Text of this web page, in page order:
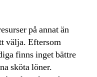
på annat än
välja. Eftersom
finns inget bättre
sköta löner.